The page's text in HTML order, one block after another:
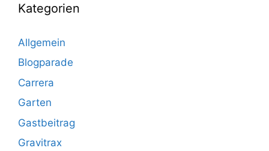
Kategorien
Allgemein
Blogparade
Carrera
Garten
Gastbeitrag
Gravitrax